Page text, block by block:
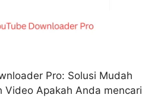
Pro: Solusi Mudah
Video Apakah Anda mencari